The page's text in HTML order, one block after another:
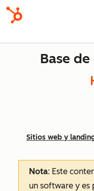
Base
Sitios web y
Nota: Este
un software y es